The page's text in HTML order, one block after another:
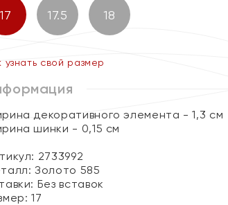
17 17.5 18
узнать свой размер
декоративного элемента - 1,3 см
шинки - 0,15 см
2733992
Золото 585
Без вставок
17